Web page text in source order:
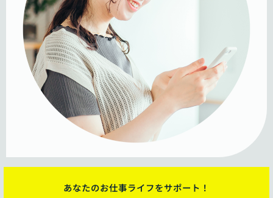
あなたのお仕事ライフをサポート！